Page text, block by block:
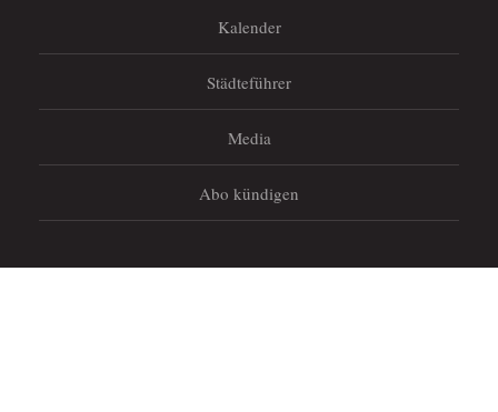
Kalender
Städteführer
Media
Abo kündigen